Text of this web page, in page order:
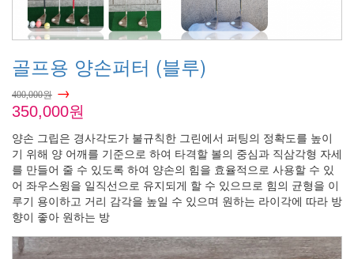
골프용 양손퍼터 (블루)
400,000원 →
350,000원
양손 그립은 경사각도가 불규칙한 그린에서 퍼팅의 정확도를 높이
기 위해 양 어깨를 기준으로 하여 타격할 볼의 중심과 직삼각형 자세
를 만들어 줄 수 있도록 하여 양손의 힘을 효율적으로 사용할 수 있
어 좌우스윙을 일직선으로 유지되게 할 수 있으므로 힘의 균형을 이
루기 용이하고 거리 감각을 높일 수 있으며 원하는 라이각에 따라 방
향이 좋아 원하는 방